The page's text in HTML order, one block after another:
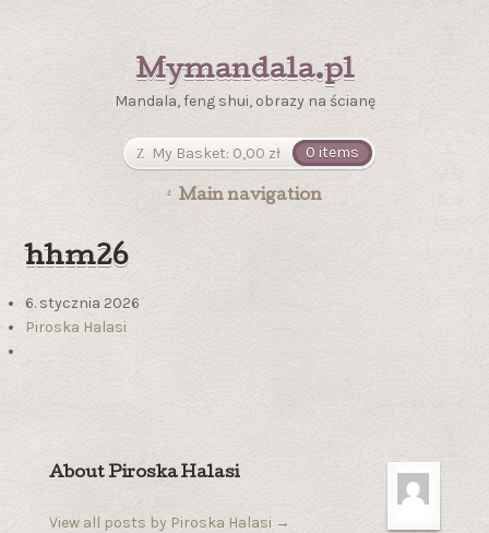
Mymandala.pl
Mandala, feng shui, obrazy na ścianę
My Basket: 0,00 zł 0 items
Main navigation
hhm26
6. stycznia 2026
Piroska Halasi
About Piroska Halasi
View all posts by Piroska Halasi →